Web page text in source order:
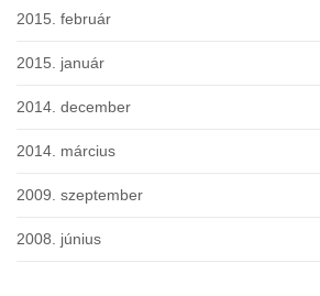
2015. február
2015. január
2014. december
2014. március
2009. szeptember
2008. június